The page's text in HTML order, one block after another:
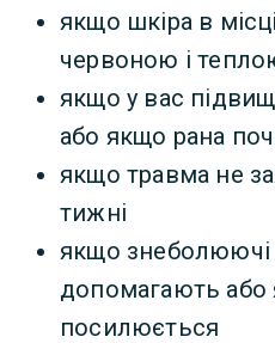
якщо шкіра в
червоною і
якщо у вас
або якщо рана
якщо травма не
тижні
якщо знеболюючі
допомагають або
посилюється